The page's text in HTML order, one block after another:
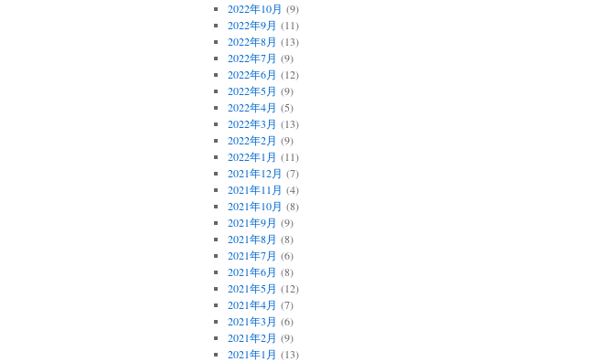
2022年10月 (9)
2022年9月 (11)
2022年8月 (13)
2022年7月 (9)
2022年6月 (12)
2022年5月 (9)
2022年4月 (5)
2022年3月 (13)
2022年2月 (9)
2022年1月 (11)
2021年12月 (7)
2021年11月 (4)
2021年10月 (8)
2021年9月 (9)
2021年8月 (8)
2021年7月 (6)
2021年6月 (8)
2021年5月 (12)
2021年4月 (7)
2021年3月 (6)
2021年2月 (9)
2021年1月 (13)